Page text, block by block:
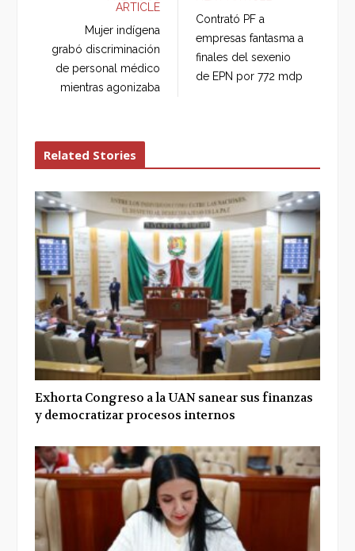
o
k
r
+
I
n
ARTICLE
Mujer indígena
grabó discriminación
de personal médico
mientras agonizaba
Contrató PF a
empresas fantasma a
finales del sexenio
de EPN por 772 mdp
Related Stories
Exhorta Congreso a la UAN sanear sus finanzas
y democratizar procesos internos